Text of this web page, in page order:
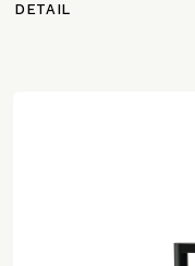
DETAIL